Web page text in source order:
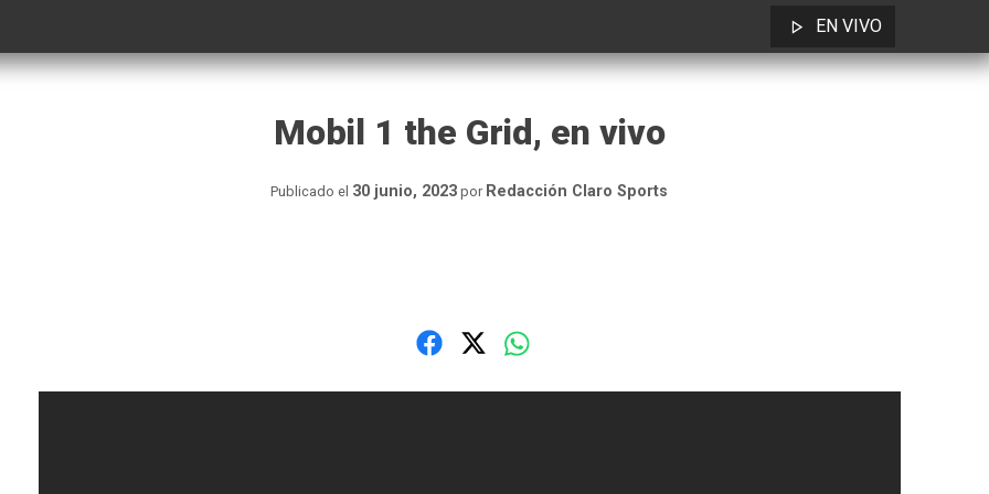
EN VIVO
Mobil 1 the Grid, en vivo
Publicado el 30 junio, 2023 por Redacción Claro Sports